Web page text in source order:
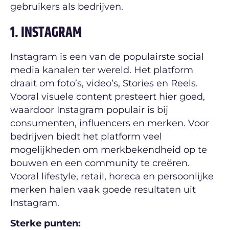
gebruikers als bedrijven.
1. INSTAGRAM
Instagram is een van de populairste social
media kanalen ter wereld. Het platform
draait om foto’s, video’s, Stories en Reels.
Vooral visuele content presteert hier goed,
waardoor Instagram populair is bij
consumenten, influencers en merken. Voor
bedrijven biedt het platform veel
mogelijkheden om merkbekendheid op te
bouwen en een community te creëren.
Vooral lifestyle, retail, horeca en persoonlijke
merken halen vaak goede resultaten uit
Instagram.
Sterke punten: